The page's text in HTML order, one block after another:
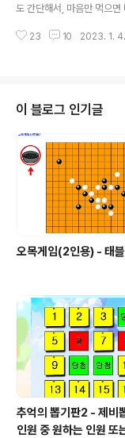
다는 오개념을 갖기 쉽다.
크면, 줄다리기 시합 하는 것
도 간단해서, 마음만 먹으면
동으로도 많이 활용하고 있
을 직접 연결하지 말고, 클
고무줄 사이를 이동해 다니
다. 그리고 끈 끝에 고리를
손가락을 넣고 게임을 하게
들이 자꾸 끈을 짧게 잡으
로 고리를 만들..
23 10 2023. 1. 4.
이 블로그 인기글
오목게임(2인용) - 태
추억의 뽑기판2 - 제비
인원 중 원하는 인원 또